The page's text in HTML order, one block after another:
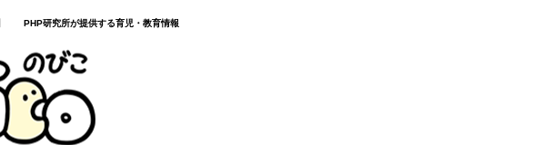
】 PHP研究所が提供する育児・教育情報